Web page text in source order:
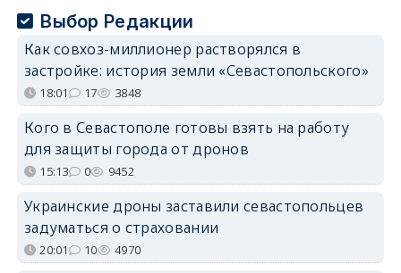
Выбор Редакции
Как совхоз-миллионер растворялся в
застройке: история земли «Севастопольского»
18:01 17 3848
Кого в Севастополе готовы взять на работу
для защиты города от дронов
15:13 0 9452
Украинские дроны заставили севастопольцев
задуматься о страховании
20:01 10 4970